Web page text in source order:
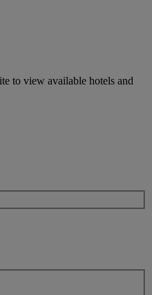
to view available hotels and